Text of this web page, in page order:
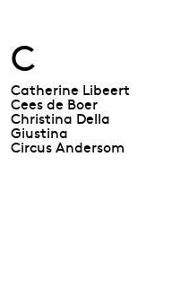
C
Catherine Libeert
Cees de Boer
Christina Della
Giustina
Circus Andersom